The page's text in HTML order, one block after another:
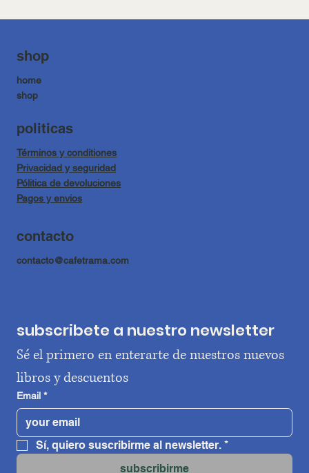
shop
home
shop
politicas
Términos y conditiones
Privacidad y seguridad
Pólitica de devoluciones
Pagos y envios
contacto
contacto@cafetrama.com
subscribete a nuestro newsletter
Sé el primero en enterarte de nuestros nuevos
libros y descuentos
Email *
Sí, quiero suscribirme al newsletter. *
subscribirme